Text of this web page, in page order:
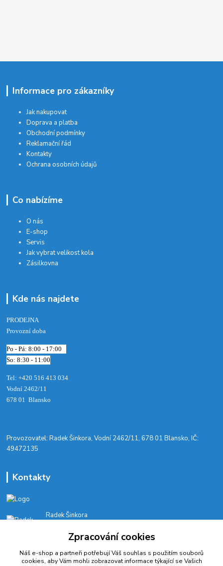
Informace pro zákazníky
Jak nakupovat
Doprava a platba
Obchodní podmínky
Reklamační řád
Kontakty
Ochrana osobních údajů
Co nabízíme
O nás
E-shop
Servis
Jak vybrat velikost kola
Zásilkovna
Kde nás najdete
PRODEJNA
Provozní doba
Po - Pá: 8:00 - 17:00
So: 8:30 - 11:00
Tel: +420 516 413 034‬
Vodní 2462/11
678 01 Blansko
​Provozovatel: Radek Šinkora, Vodní 2462/11, 678 01 Blansko, IČ:
49472135
Kontakty
Radek Šinkora
E-SHOP: Po-Pá, 8-17 hod.
cyklobikesport@seznam.cz
Zpracování cookies
Náš e-shop a partneři potřebují Váš souhlas s použitím souborů
cookies, aby Vám mohli zobrazovat informace týkající se Vašich